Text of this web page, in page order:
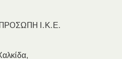
Ι.Κ.Ε.